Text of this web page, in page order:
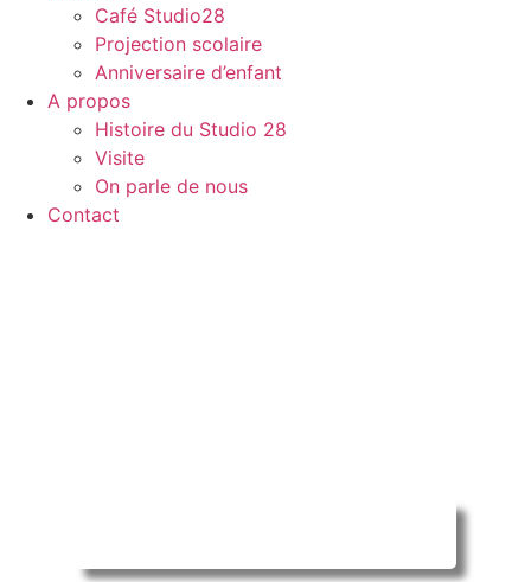
Café Studio28
Projection scolaire
Anniversaire d’enfant
A propos
Histoire du Studio 28
Visite
On parle de nous
Contact